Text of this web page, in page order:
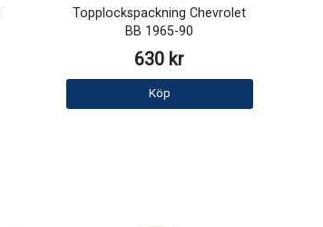
Topplockspackning Chevrolet
BB 1965-90
630 kr
Köp